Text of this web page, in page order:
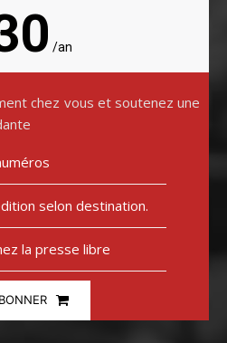
/an
chez vous et soutenez une
selon destination.
la presse libre